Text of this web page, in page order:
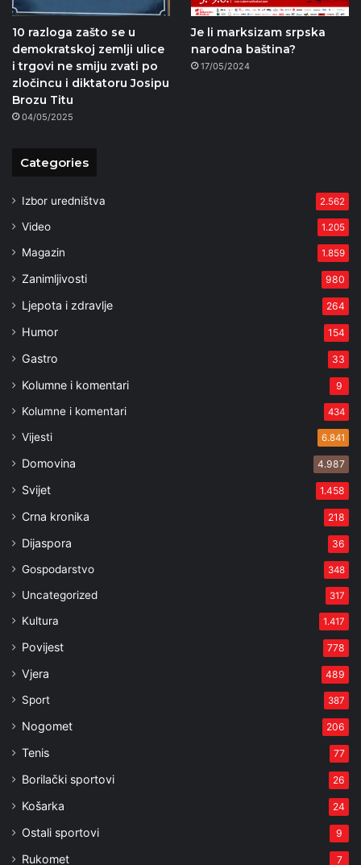
10 razloga zašto se u
demokratskoj zemlji ulice
i trgovi ne smiju zvati po
zločincu i diktatoru Josipu
Brozu Titu
04/05/2025
Je li marksizam srpska
narodna baština?
17/05/2024
Categories
Izbor uredništva 2.562
Video 1.205
Magazin 1.859
Zanimljivosti 980
Ljepota i zdravlje 264
Humor 154
Gastro 33
Kolumne i komentari 9
Kolumne i komentari 434
Vijesti 6.841
Domovina 4.987
Svijet 1.458
Crna kronika 218
Dijaspora 36
Gospodarstvo 348
Uncategorized 317
Kultura 1.417
Povijest 778
Vjera 489
Sport 387
Nogomet 206
Tenis 77
Borilački sportovi 26
Košarka 24
Ostali sportovi 9
Rukomet 7